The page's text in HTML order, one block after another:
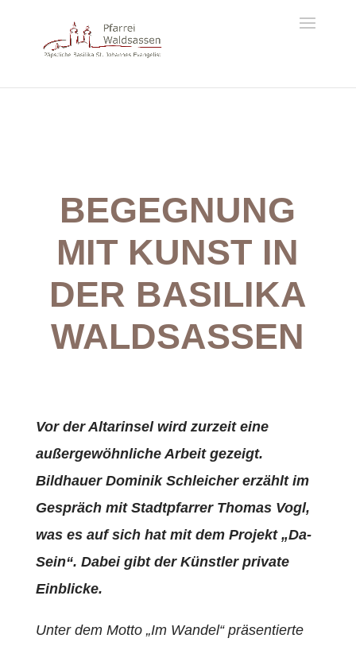
BEGEGNUNG
MIT KUNST IN
DER BASILIKA
WALDSASSEN
Vor der Altarinsel wird zurzeit eine
außergewöhnliche Arbeit gezeigt.
Bildhauer Dominik Schleicher erzählt im
Gespräch mit Stadtpfarrer Thomas Vogl,
was es auf sich hat mit dem Projekt „Da-
Sein“. Dabei gibt der Künstler private
Einblicke.
Unter dem Motto „Im Wandel“ präsentierte